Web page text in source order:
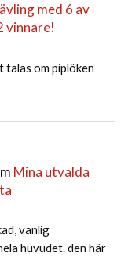
med 6 av
vinnare!
talas om piplöken
Mina utvalda
vanlig
huvudet. den här